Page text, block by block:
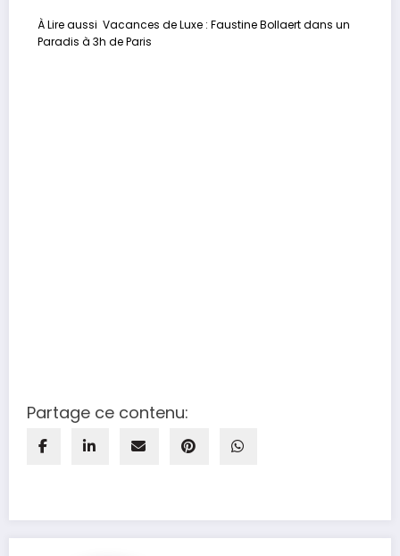
À Lire aussi Vacances de Luxe : Faustine Bollaert dans un
Paradis à 3h de Paris
Partage ce contenu: